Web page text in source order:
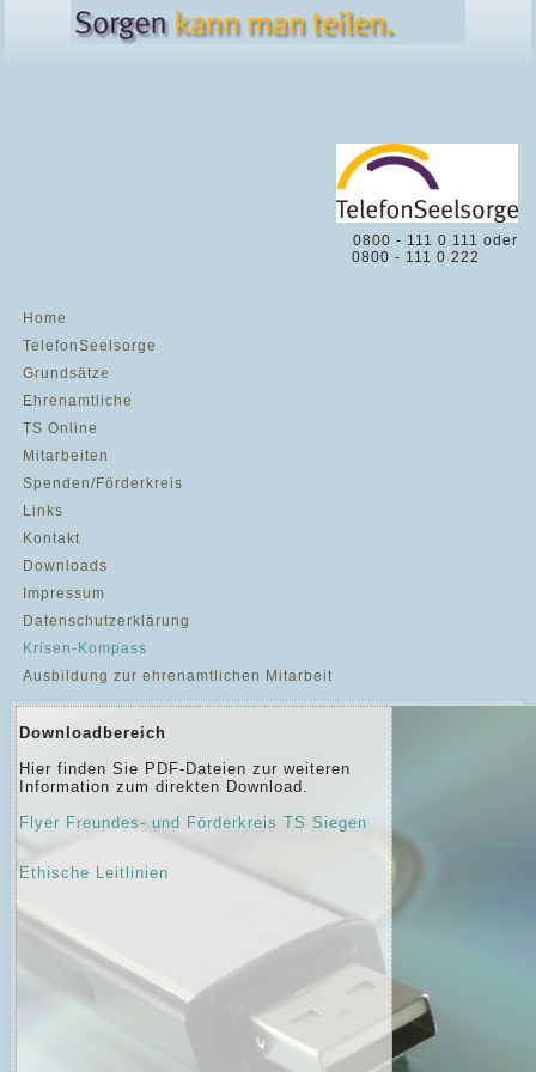
0800 - 111 0 111 oder
0800 - 111 0 222
Home
TelefonSeelsorge
Grundsätze
Ehrenamtliche
TS Online
Mitarbeiten
Spenden/Förderkreis
Links
Kontakt
Downloads
Impressum
Datenschutzerklärung
Krisen-Kompass
Ausbildung zur ehrenamtlichen Mitarbeit
Downloadbereich
Hier finden Sie PDF-Dateien zur weiteren
Information zum direkten Download.
Flyer Freundes- und Förderkreis TS Siegen
Ethische Leitlinien